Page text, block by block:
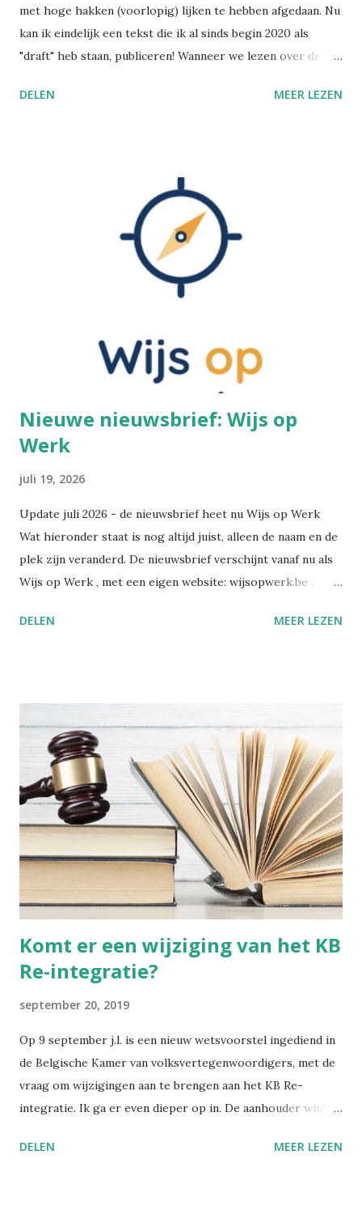
met hoge hakken (voorlopig) lijken te hebben afgedaan. Nu
kan ik eindelijk een tekst die ik al sinds begin 2020 als
"draft" heb staan, publiceren! Wanneer we lezen over de
we van zulke barbaarse martelpraktijken. Hoe heeft een
beoordelen, wanneer je zelf in die cultuur verweven zit.
Voetinbinden Ik ga dit cultureel gegeven toch even
kaderen. De praktijk van voetinbinden heeft zich in China
ontwikkeld tijdens de Tang-dynastie (618-907 na Chr.). Het
hield in dat men bij jonge meisjes de voeten omzwachtelde.
resultaat was een "lotusvoetje". Dit gold als een teken van
DELEN MEER LEZEN
Nieuwe nieuwsbrief: Wijs op
Werk
juli 19, 2026
Update juli 2026 - de nieuwsbrief heet nu Wijs op Werk
Wat hieronder staat is nog altijd juist, alleen de naam en de
plek zijn veranderd. De nieuwsbrief verschijnt vanaf nu als
Wijs op Werk , met een eigen website: wijsopwerk.be .
gaat: welzijn, preventie, verzuim- en re-integratiebeleid,
rechtstreeks: wijsopwerk.be/nieuwsbrief . -- Juli 2025
Sinds kort heb ik op LinkedIn een nieuwsbrief gelanceerd:
Wegwijs in welzijn. Daarin bundel ik wekelijks de artikels
die ik publiceer over welzijn, preventie en
arbeidsgezondheid. De reden? Er verschijnt zoveel
informatie, wetswijzigingen en opinies dat het soms
moeilijk is om het overzicht te bewaren. Met deze
nieuwsbrief wil ik alles bundelen en gestructureerd ...
DELEN MEER LEZEN
Komt er een wijziging van het KB
Re-integratie?
september 20, 2019
Op 9 september j.l. is een nieuw wetsvoorstel ingediend in
de Belgische Kamer van volksvertegenwoordigers, met de
vraag om wijzigingen aan te brengen aan het KB Re-
integratie. Ik ga er even dieper op in. De aanhouder wint,
nr. 275 is een bijna letterlijk herhalen van een eerder
DELEN MEER LEZEN